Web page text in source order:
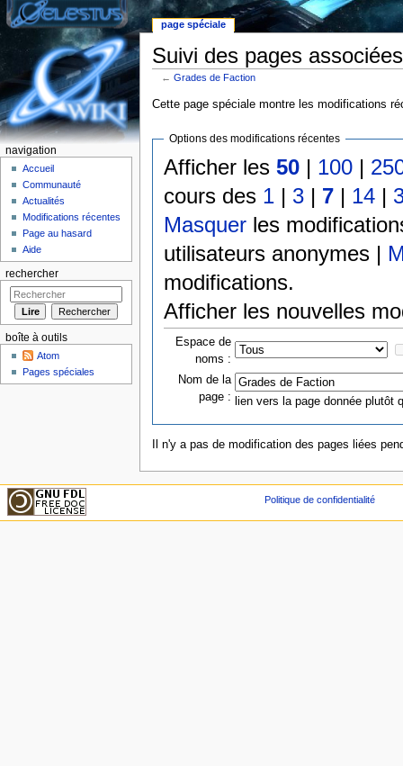
Suivi des pages
←Grades de Faction
Cette page spéciale montre les modifications
Options des modifications récentes
Afficher les50 | 100 |
cours des 1 | 3 | 7 | 14 |
Masquer les
utilisateurs anonymes |
modifications.
Afficher les nouvelles
Espace de
noms :
Nom de la
page : lien vers la page donnée plutôt
Il n'y a pas de modification des pages liées
page spéciale
navigation
Accueil
Communauté
Actualités
Modifications récentes
Page au hasard
Aide
rechercher
boîte à outils
Atom
Pages spéciales
Politique de confidentialité